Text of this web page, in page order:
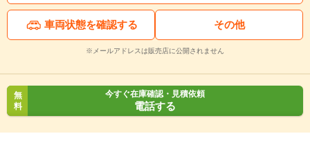
車両状態を確認する その他
※メールアドレスは販売店に公開されません
無
料
今すぐ在庫確認・見積依頼
電話する